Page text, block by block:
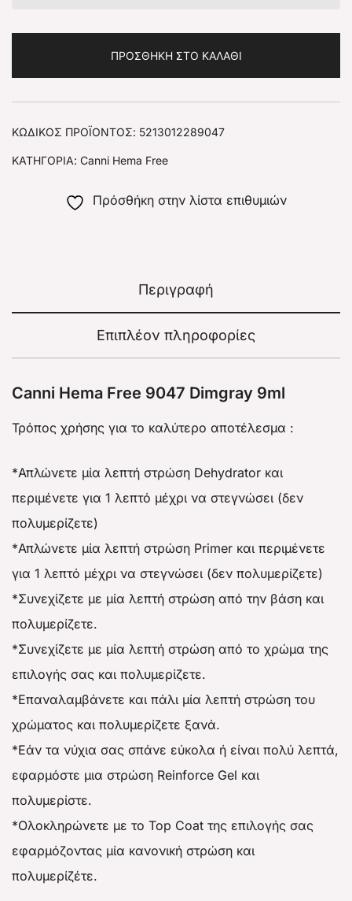
ΠΡΟΣΘΉΚΗ ΣΤΟ ΚΑΛΆΘΙ
ΚΩΔΙΚΌΣ ΠΡΟΪΌΝΤΟΣ: 5213012289047
ΚΑΤΗΓΟΡΊΑ: Canni Hema Free
Πρόσθήκη στην λίστα επιθυμιών
Περιγραφή
Επιπλέον πληροφορίες
Canni Hema Free 9047 Dimgray 9ml
Τρόπος χρήσης για το καλύτερο αποτέλεσμα :
*Απλώνετε μία λεπτή στρώση Dehydrator και
περιμένετε για 1 λεπτό μέχρι να στεγνώσει (δεν
πολυμερίζετε)
*Απλώνετε μία λεπτή στρώση Primer και περιμένετε
για 1 λεπτό μέχρι να στεγνώσει (δεν πολυμερίζετε)
*Συνεχίζετε με μία λεπτή στρώση από την βάση και
πολυμερίζετε.
*Συνεχίζετε με μία λεπτή στρώση από το χρώμα της
επιλογής σας και πολυμερίζετε.
*Επαναλαμβάνετε και πάλι μία λεπτή στρώση του
χρώματος και πολυμερίζετε ξανά.
*Eάν τα νύχια σας σπάνε εύκολα ή είναι πολύ λεπτά,
εφαρμόστε μια στρώση Reinforce Gel και
πολυμερίστε.
*Ολοκληρώνετε με το Top Coat της επιλογής σας
εφαρμόζοντας μία κανονική στρώση και
πολυμερίζέτε.